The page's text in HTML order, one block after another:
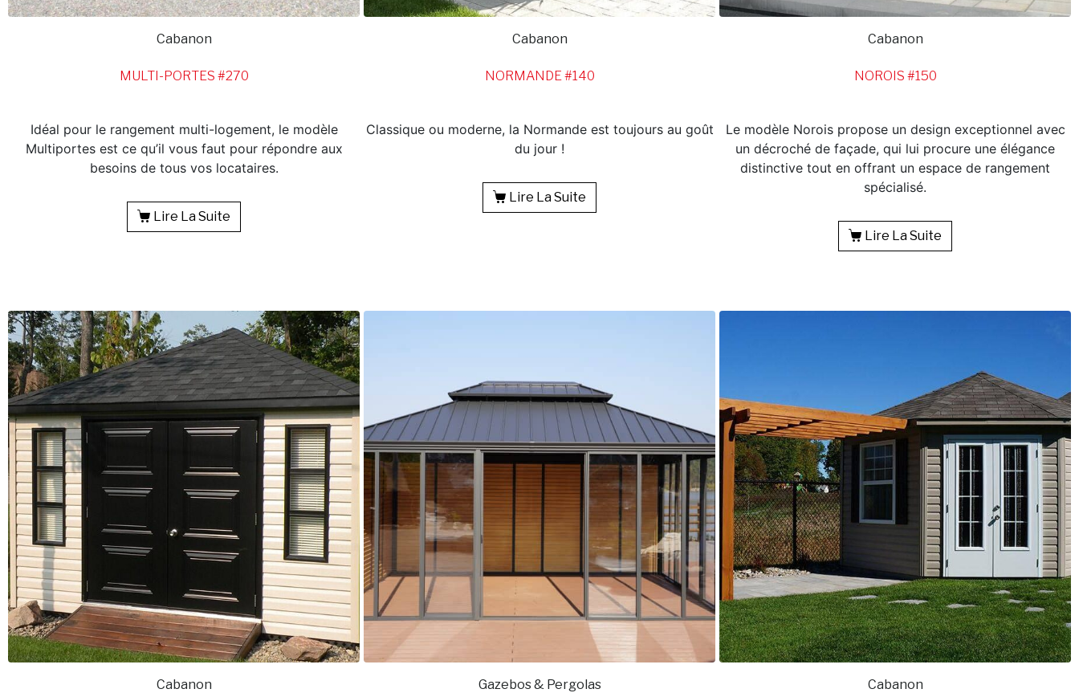
Cabanon
MULTI-PORTES #270
Idéal pour le rangement multi-logement, le modèle
Multiportes est ce qu’il vous faut pour répondre aux
besoins de tous vos locataires.
Lire La Suite
Cabanon
NORMANDE #140
Classique ou moderne, la Normande est toujours au goût
du jour !
Lire La Suite
Cabanon
NOROIS #150
Le modèle Norois propose un design exceptionnel avec
un décroché de façade, qui lui procure une élégance
distinctive tout en offrant un espace de rangement
spécialisé.
Lire La Suite
Cabanon Gazebos & Pergolas Cabanon